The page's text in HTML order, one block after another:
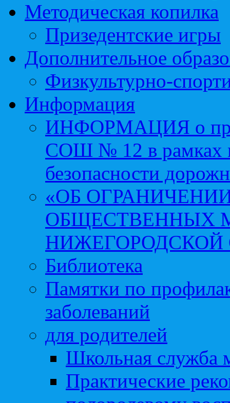
Методическая копилка
Призедентские игры
Дополнительное
Физкультурно-
Информация
ИНФОРМАЦИЯ о
СОШ № 12 в рамках
безопасности
«ОБ
ОБЩЕСТВЕННЫХ
НИЖЕГОРОДСКОЙ
Библиотека
Памятки по
заболеваний
для родителей
Школьная служба
Практические